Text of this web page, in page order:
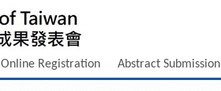
Online Registration Abstract Submission